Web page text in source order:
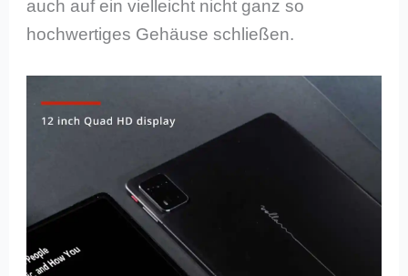
auch auf ein vielleicht nicht ganz so
hochwertiges Gehäuse schließen.